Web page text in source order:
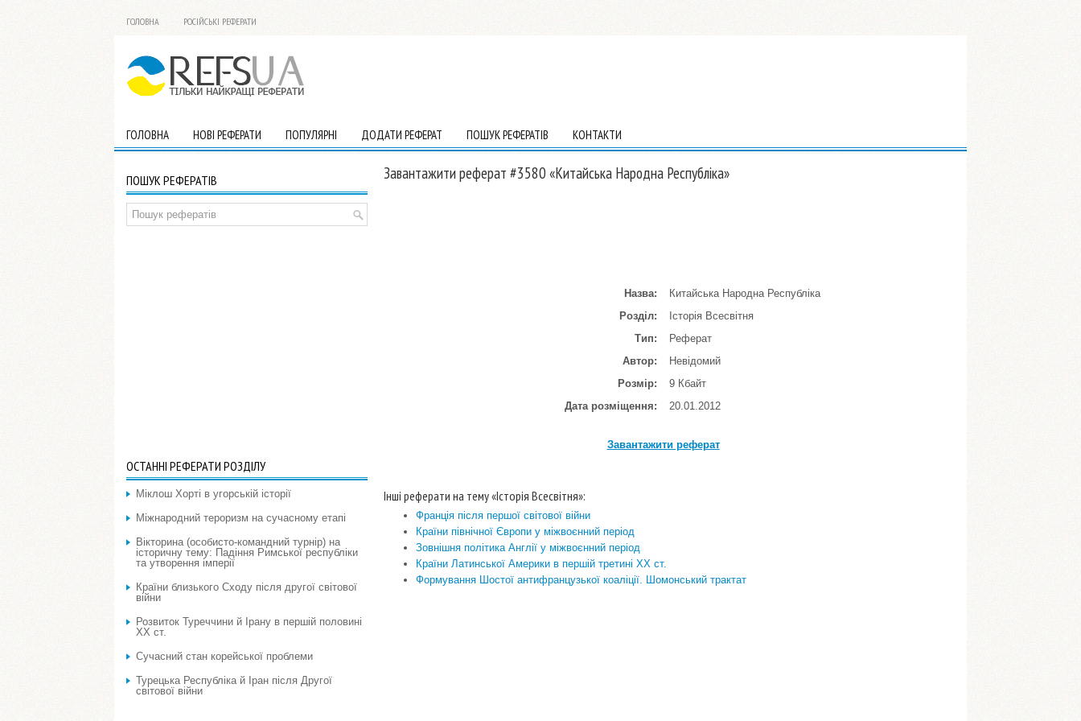
ГОЛОВНА РОСІЙСЬКІ РЕФЕРАТИ
ГОЛОВНА НОВІ РЕФЕРАТИ ПОПУЛЯРНІ ДОДАТИ РЕФЕРАТ ПОШУК РЕФЕРАТІВ КОНТАКТИ
Завантажити реферат #3580 «Китайська Народна Республіка»
Назва:
Китайська Народна Республіка
Розділ:
Історія Всесвітня
Тип:
Реферат
Автор:
Невідомий
Розмір:
9 Кбайт
Дата розміщення:
20.01.2012
Завантажити реферат
Інші реферати на тему «Історія Всесвітня»:
Франція після першої світової війни
Країни північної Європи у міжвоєнний період
Зовнішня політика Англії у міжвоєнний період
Країни Латинської Америки в першій третині ХХ ст.
Формування Шостої антифранцузької коаліції. Шомонський трактат
ПОШУК РЕФЕРАТІВ
ОСТАННІ РЕФЕРАТИ РОЗДІЛУ
Міклош Хорті в угорській історії
Міжнародний тероризм на сучасному етапі
Вікторина (особисто-командний турнір) на
історичну тему: Падіння Римської республіки
та утворення імперії
Країни близького Сходу після другої світової
війни
Розвиток Туреччини й Ірану в першій половині
ХХ ст.
Сучасний стан корейської проблеми
Турецька Республіка й Іран після Другої
світової війни